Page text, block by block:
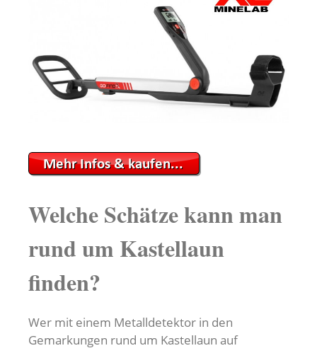
Welche Schätze kann man
rund um Kastellaun
finden?
Wer mit einem Metalldetektor in den
Gemarkungen rund um Kastellaun auf